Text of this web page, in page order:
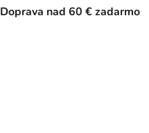
Doprava nad 60 € zadarmo